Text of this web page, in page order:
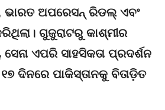
ଭାରତ ଅପରେସନ୍ ରିଡଲ୍ ଏବଂ
ଗୁଜୁରାଟରୁ କାଶ୍ମୀର
ଏପରି ସାହସିକତା ପ୍ରଦର୍ଶନ
ଦିନରେ ପାକିସ୍ତାନକୁ ବିତାଡ଼ିତ